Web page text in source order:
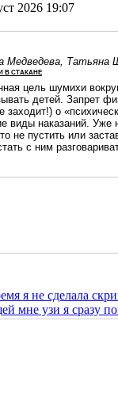
2026 19:07
Медведева, Татьяна
В СТАКАНЕ
цель шумихи
детей. Запрет
заходит!) о
виды наказаний. Уже
не пустить или
с ним
я не сделала
мне узи я сразу